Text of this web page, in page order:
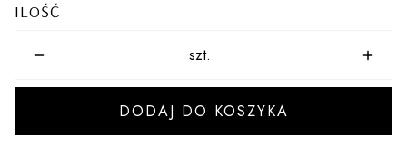
ILOŚĆ
szt.
DODAJ DO KOSZYKA